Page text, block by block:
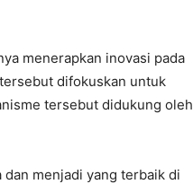
menerapkan inovasi pada
difokuskan untuk
tersebut didukung oleh
menjadi yang terbaik di